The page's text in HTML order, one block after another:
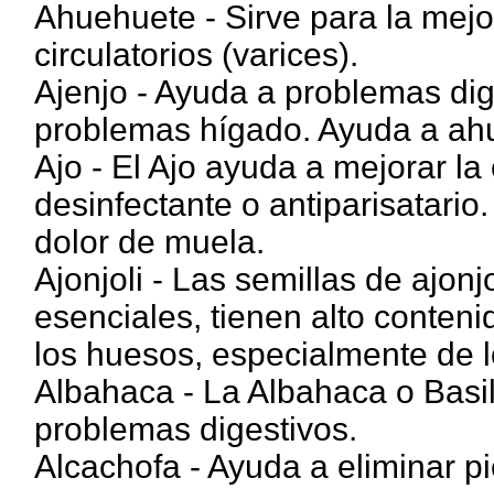
Ahuehuete - Sirve para la
circulatorios (varices).
Ajenjo - Ayuda a problemas
problemas hígado. Ayuda a
Ajo - El Ajo ayuda a mejorar
desinfectante o
dolor de muela.
Ajonjoli - Las semillas de
esenciales, tienen alto
los huesos, especialmente de
Albahaca - La Albahaca o
problemas digestivos.
Alcachofa - Ayuda a eliminar